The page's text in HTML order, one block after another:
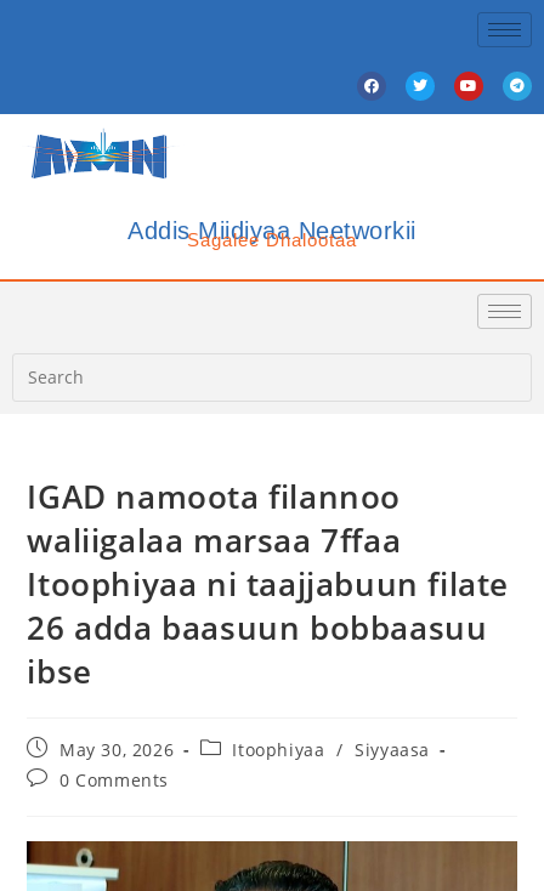
Addis Miidiyaa Neetworkii
Sagalee Dhalootaa
IGAD namoota filannoo
waliigalaa marsaa 7ffaa
Itoophiyaa ni taajjabuun filate
26 adda baasuun bobbaasuu
ibse
May 30, 2026 Itoophiyaa / Siyyaasa
0 Comments